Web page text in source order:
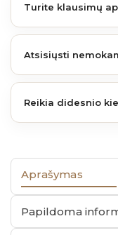
Turite klausimų
Atsisiųsti
Reikia didesnio
Aprašymas
Papildoma